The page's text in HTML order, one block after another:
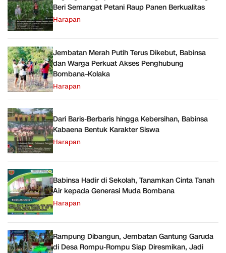
Beri Semangat Petani Raup Panen Berkualitas
Harapan
Jembatan Merah Putih Terus Dikebut, Babinsa
dan Warga Perkuat Akses Penghubung
Bombana–Kolaka
Harapan
Dari Baris-Berbaris hingga Kebersihan, Babinsa
Kabaena Bentuk Karakter Siswa
Harapan
Babinsa Hadir di Sekolah, Tanamkan Cinta Tanah
Air kepada Generasi Muda Bombana
Harapan
Rampung Dibangun, Jembatan Gantung Garuda
di Desa Rompu-Rompu Siap Diresmikan, Jadi